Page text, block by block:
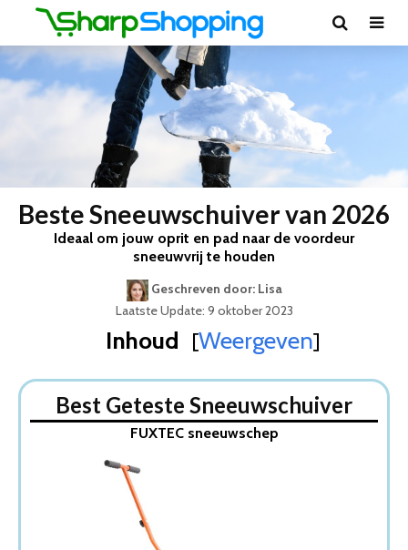
Beste Sneeuwschuiver van 2026
Ideaal om jouw oprit en pad naar de voordeur
sneeuwvrij te houden
Geschreven door: Lisa
Laatste Update: 9 oktober 2023
Inhoud [Weergeven]
1. FUXTEC sneeuwschep
2. Streuding Stalen Sneeuwschuiver
3. Alpine sneeuwschuiver
4. Talen Tools Sneeuwruimer
5. Talen Tools Sneeuwruimer Met steel
Wat is de beste Sneeuwschuiver van 2026
1. Beste Sneeuwschuiver van 2026
Best Geteste Sneeuwschuiver
FUXTEC sneeuwschep